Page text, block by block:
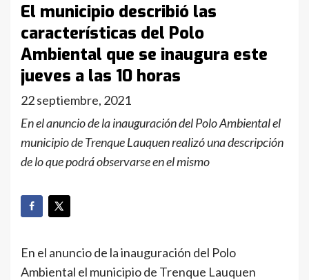
El municipio describió las
características del Polo
Ambiental que se inaugura este
jueves a las 10 horas
22 septiembre, 2021
En el anuncio de la inauguración del Polo Ambiental el
municipio de Trenque Lauquen realizó una descripción
de lo que podrá observarse en el mismo
En el anuncio de la inauguración del Polo
Ambiental el municipio de Trenque Lauquen